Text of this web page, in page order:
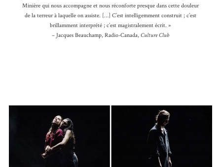
Minière qui nous accompagne et nous réconforte presque dans cette douleur
de la terreur à laquelle on assiste. […] C’est intelligemment construit ; c’est
brillamment interprété ; c’est magistralement écrit. »
– Jacques Beauchamp, Radio-Canada, Culture Club